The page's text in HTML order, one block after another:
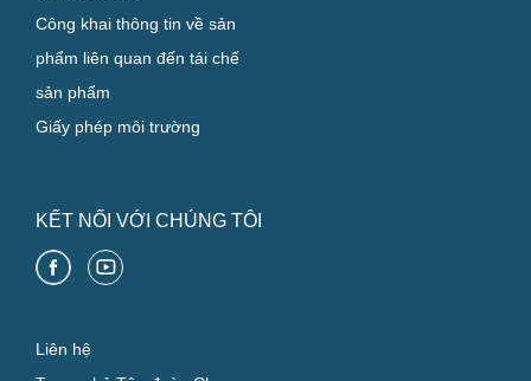
Công khai thông tin về sản
phẩm liên quan đến tái chế
sản phẩm
Giấy phép môi trường
KẾT NỐI VỚI CHÚNG TÔI
Liên hệ